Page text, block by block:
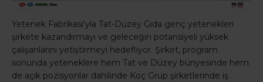
Yetenek Fabrikası'yla Tat-Düzey Gıda genç yetenekleri
şirkete kazandırmayı ve geleceğin potansiyeli yüksek
çalışanlarını yetiştirmeyi hedefliyor. Şirket, program
sonunda yeteneklere hem Tat ve Düzey bünyesinde hem
de açık pozisyonlar dahilinde Koç Grup şirketlerinde iş